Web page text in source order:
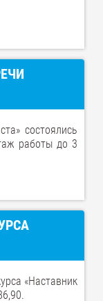
состоялись
работы до 3
«Наставник